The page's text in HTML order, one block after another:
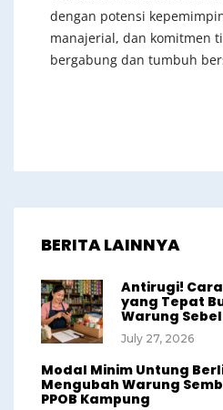
dengan potensi
manajerial, dan komitmen
bergabung dan tumbuh
BERITA LAINNYA
Antirugi!
yang Tepat
Warung
July 27, 2026
Modal Minim Untung
Mengubah Warung
PPOB Kampung